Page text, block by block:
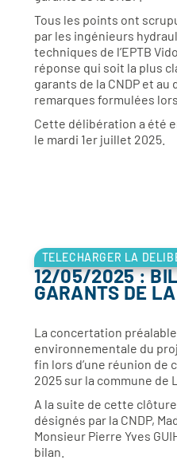
Tous les points ont
par les ingénieurs
techniques de l’EPTB
réponse qui soit la plus
garants de la CNDP et au
remarques formulées
Cette délibération a été
le mardi 1er juillet 2025.
TELECHARGER LA
12/05/2025 :
GARANTS DE
La concertation
environnementale du
fin lors d’une réunion de
2025 sur la commune de
A la suite de cette
désignés par la CNDP,
Monsieur Pierre Yves
bilan.